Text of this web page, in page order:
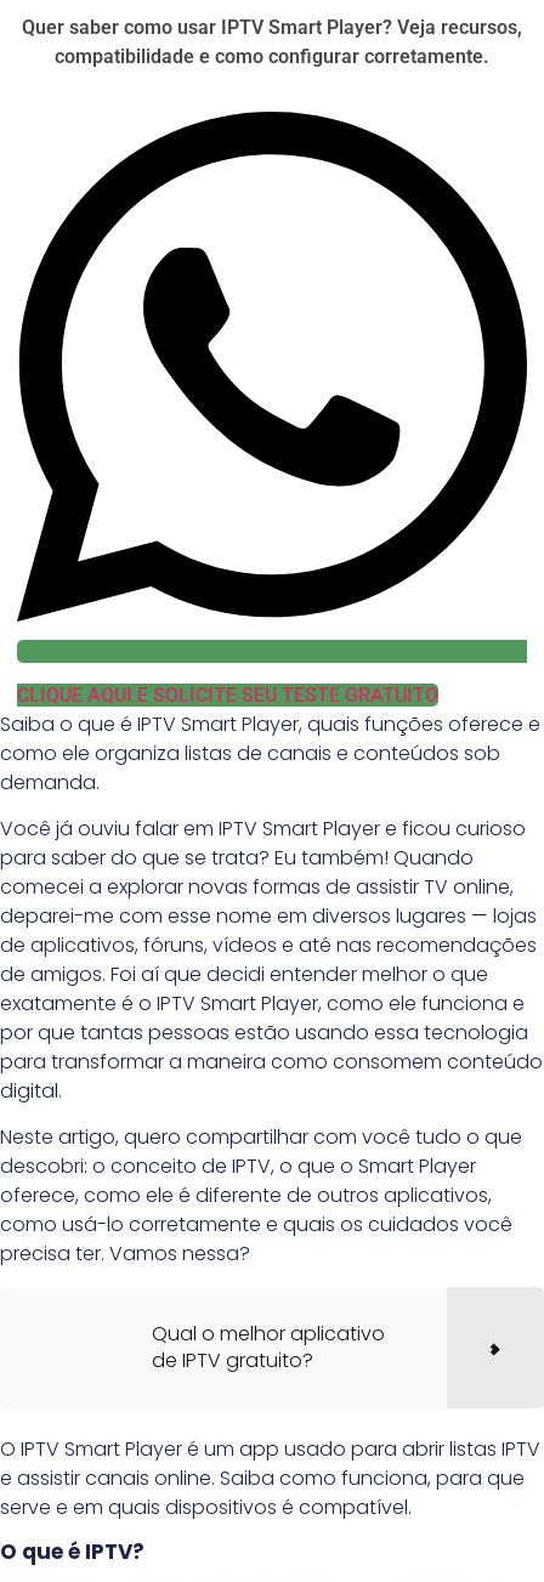
Quer saber como usar IPTV Smart Player? Veja recursos,
compatibilidade e como configurar corretamente.
CLIQUE AQUI E SOLICITE SEU TESTE GRATUITO
Saiba o que é IPTV Smart Player, quais funções oferece e
como ele organiza listas de canais e conteúdos sob
demanda.
Você já ouviu falar em IPTV Smart Player e ficou curioso
para saber do que se trata? Eu também! Quando
comecei a explorar novas formas de assistir TV online,
deparei-me com esse nome em diversos lugares — lojas
de aplicativos, fóruns, vídeos e até nas recomendações
de amigos. Foi aí que decidi entender melhor o que
exatamente é o IPTV Smart Player, como ele funciona e
por que tantas pessoas estão usando essa tecnologia
para transformar a maneira como consomem conteúdo
digital.
Neste artigo, quero compartilhar com você tudo o que
descobri: o conceito de IPTV, o que o Smart Player
oferece, como ele é diferente de outros aplicativos,
como usá-lo corretamente e quais os cuidados você
precisa ter. Vamos nessa?
Qual o melhor aplicativo
de IPTV gratuito?
O IPTV Smart Player é um app usado para abrir listas IPTV
e assistir canais online. Saiba como funciona, para que
serve e em quais dispositivos é compatível.
O que é IPTV?